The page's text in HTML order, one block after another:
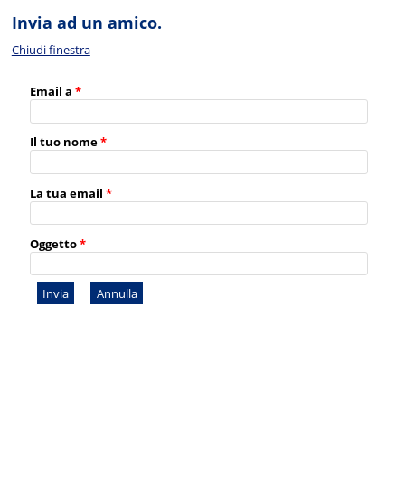
Invia ad un amico.
Chiudi finestra
Email a *
Il tuo nome*
La tua email *
Oggetto*
Invia Annulla